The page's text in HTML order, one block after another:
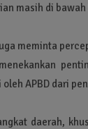
masih di bawah
meminta
APBD dari
daerah,